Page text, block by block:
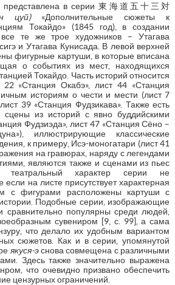
представлена в серии 東海道五十三対
цуй)«Дополнительные сюжеты к
Токайдо» (1845 год), в создании
все те же трое художников – Утагава
и Утагава Кунисада. В левой верхней
фигурные картуши, в которые вписана
о событиях из мест, находящихся
Токайдо. Часть историй относится
«Станция Окабэ», лист 44 «Станция
историям о чести и мести (лист 7
39 «Станция Фудзикава». Также есть
из историй с явно буддийскими
Фудзиэда», лист 47 «Станция Сёно –
иллюстрирующие классические
к примеру, Исэ-моногатари (лист 41
на гравюрах, наряду с легендами
являются также и сценами из пьес
театральный характер серии не
на листе присутствует характерная
с фигурами расположены картуши с
Подобные серии, изображающие
сравнительно популярны среди людей,
сувениром [9, с. 99], а сама
что делало их удобным вариантом
сюжетов. Как и в серии, упомянутой
якуся-эснова совмещена с различными
Здесь также значительно выражена
что очевидно призвано обеспечить
цензурных ограничений.